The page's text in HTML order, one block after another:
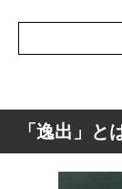
「逸出
「逸出」と